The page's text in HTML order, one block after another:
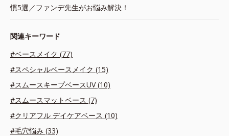
慣5選／ファンデ先生がお悩み解決！
関連キーワード
#ベースメイク (77)
#スペシャルベースメイク (15)
#スムースキープベースUV (10)
#スムースマットベース (7)
#クリアフル デイケアベース (10)
#毛穴悩み (33)